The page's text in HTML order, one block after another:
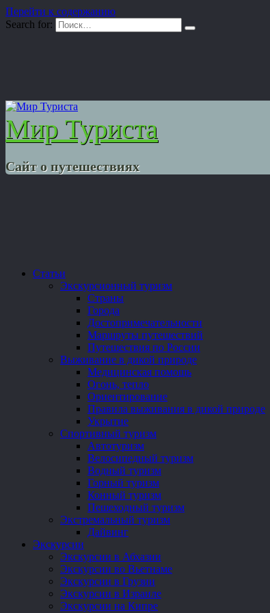
Перейти к содержанию
Search for:
Мир Туриста
Сайт о путешествиях
Статьи
Экскурсионный туризм
Страны
Города
Достопримечательности
Маршруты путешествий
Путешествия по России
Выживание в дикой природе
Медицинская помощь
Огонь, тепло
Ориентирование
Правила выживания в дикой природе
Укрытие
Спортивный туризм
Автотуризм
Велосипедный туризм
Водный туризм
Горный туризм
Конный туризм
Пешеходный туризм
Экстремальный туризм
Дайвинг
Экскурсии
Экскурсии в Абхазии
Экскурсии во Вьетнаме
Экскурсии в Грузии
Экскурсии в Израиле
Экскурсии на Кипре